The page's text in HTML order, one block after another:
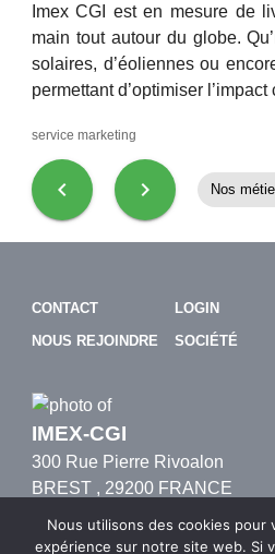
Imex CGI est en mesure de
main tout autour du globe.
solaires, d’éoliennes ou
permettant d’optimiser
service marketing
chevron_left chevron_right Nos
CONTACT
NOUS REJOINDRE
LOGIN
SOCIÉTÉ
IMEX-CGI
300 Rue Pierre Rivoalon
BREST, 29200 FRANCE
0033(0) 805 69 65 37
Nous utilisons des cookies pour
expérience sur notre site web. Si